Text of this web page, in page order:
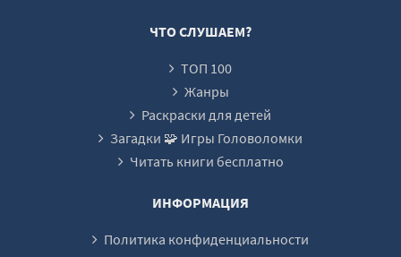
ЧТО СЛУШАЕМ?
ТОП 100
Жанры
Раскраски для детей
Загадки 🧩 Игры Головоломки
Читать книги бесплатно
ИНФОРМАЦИЯ
Политика конфиденциальности